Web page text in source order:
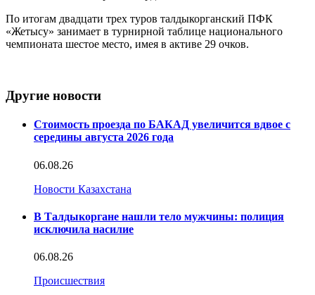
По итогам двадцати трех туров талдыкорганский ПФК
«Жетысу» занимает в турнирной таблице национального
чемпионата шестое место, имея в активе 29 очков.
Другие новости
Стоимость проезда по БАКАД увеличится вдвое с
середины августа 2026 года
06.08.26
Новости Казахстана
В Талдыкоргане нашли тело мужчины: полиция
исключила насилие
06.08.26
Происшествия